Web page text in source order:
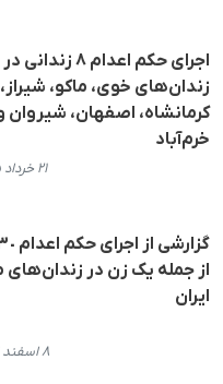
اجرای حکم اعدام ۸ زندانی در
زندان‌های خوی، ماکو، شیراز،
کرمانشاه، اصفهان، شیروان
خرم‌آباد
۲۱ خرداد ۱۴۰۵، ۲۳:۰۱
از جملە یک زن در
ایران
۸ اسفند ۱۴۰۴، ۲۱:۰۰